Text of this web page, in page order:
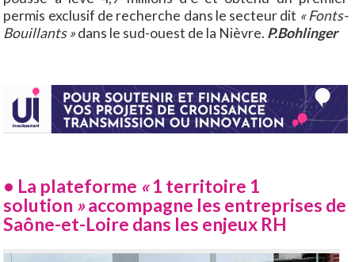
permis exclusif de recherche dans le secteur dit « Fonts-
Bouillants »dans le sud-ouest de la Nièvre. P.Bohlinger
• La plateforme «1 territoire 1
solution »accompagne les entreprises de
Saône-et-Loire dans les enjeux RH